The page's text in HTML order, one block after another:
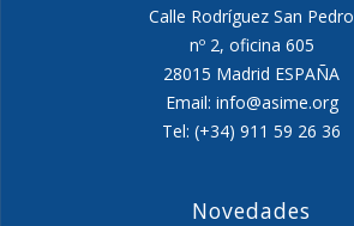
Calle Rodríguez San Pedro
nº 2, oficina 605
28015 Madrid ESPAÑA
Email: info@asime.org
Tel: (+34) 911 59 26 36
Novedades